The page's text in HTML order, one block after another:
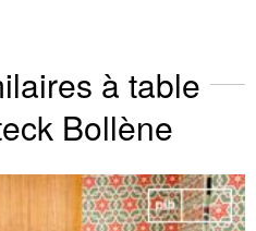
à table
Bollène